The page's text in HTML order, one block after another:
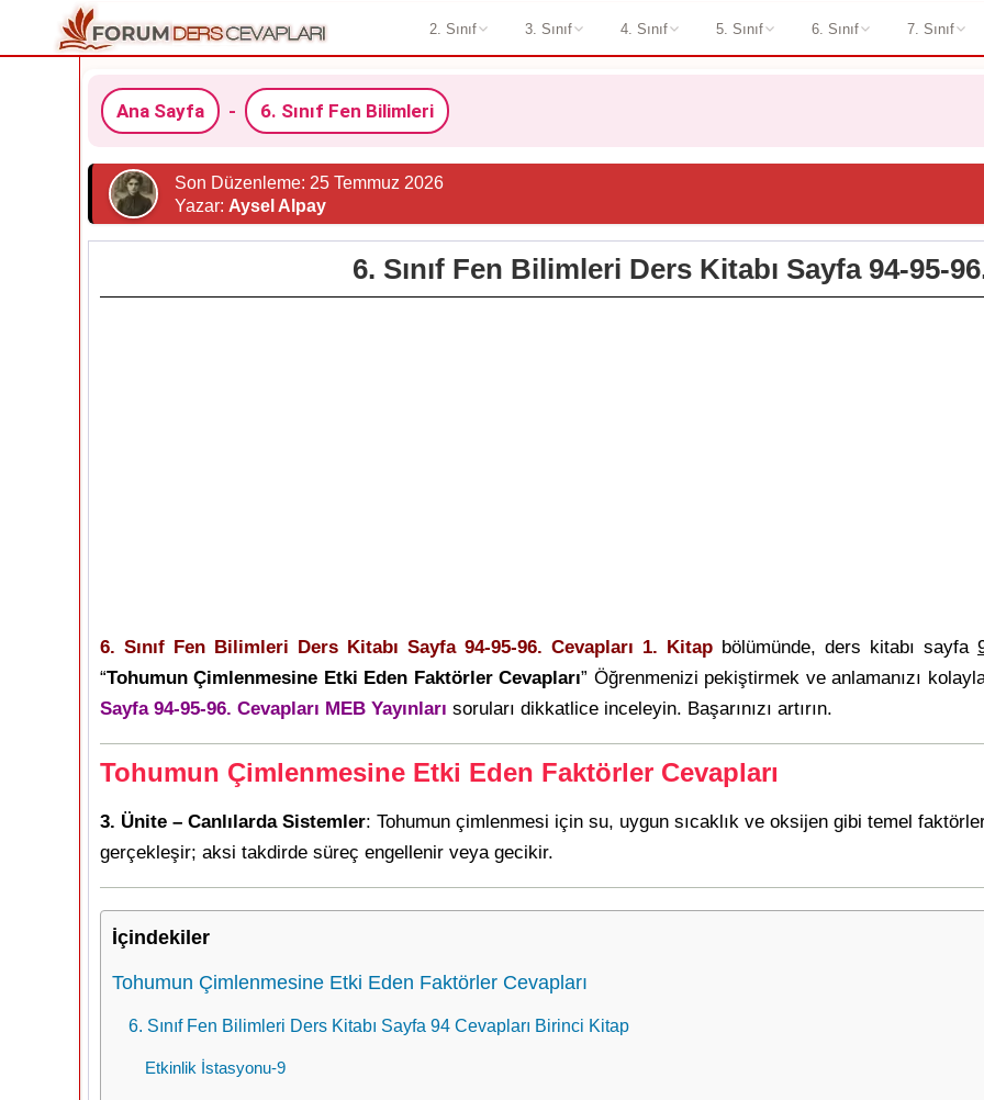
2. Sınıf 3. Sınıf 4. Sınıf 5. Sınıf 6. Sınıf 7. Sınıf
Ana Sayfa - 6. Sınıf Fen Bilimleri
Son Düzenleme: 25 Temmuz 2026
Yazar: Aysel Alpay
6. Sınıf Fen Bilimleri Ders Kitabı Sayfa 94-95-
6. Sınıf Fen Bilimleri Ders Kitabı Sayfa 94-95-96. Cevapları 1. Kitap bölümünde, ders kitabı sayfa
“Tohumun Çimlenmesine Etki Eden Faktörler Cevapları” Öğrenmenizi pekiştirmek ve anlamanızı
Sayfa 94-95-96. Cevapları MEB Yayınları soruları dikkatlice inceleyin. Başarınızı artırın.
Tohumun Çimlenmesine Etki Eden Faktörler Cevapları
3. Ünite – Canlılarda Sistemler: Tohumun çimlenmesi için su, uygun sıcaklık ve oksijen gibi temel
gerçekleşir; aksi takdirde süreç engellenir veya gecikir.
İçindekiler
Tohumun Çimlenmesine Etki Eden Faktörler Cevapları
6. Sınıf Fen Bilimleri Ders Kitabı Sayfa 94 Cevapları Birinci Kitap
Etkinlik İstasyonu-9